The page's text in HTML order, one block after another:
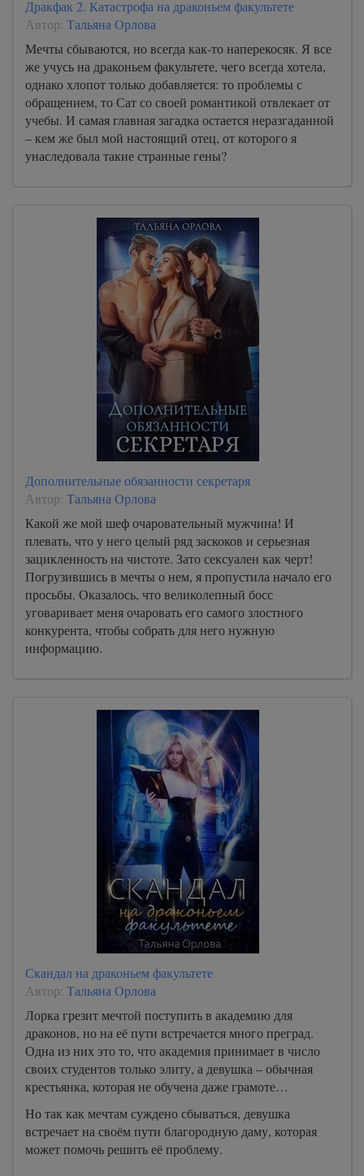
Дракфак 2. Катастрофа на драконьем факультете
Автор: Тальяна Орлова
Мечты сбываются, но всегда как-то наперекосяк. Я все
же учусь на драконьем факультете, чего всегда хотела,
однако хлопот только добавляется: то проблемы с
обращением, то Сат со своей романтикой отвлекает от
учебы. И самая главная загадка остается неразгаданной
– кем же был мой настоящий отец, от которого я
унаследовала такие странные гены?
Дополнительные обязанности секретаря
Автор: Тальяна Орлова
Какой же мой шеф очаровательный мужчина! И
плевать, что у него целый ряд заскоков и серьезная
зацикленность на чистоте. Зато сексуален как черт!
Погрузившись в мечты о нем, я пропустила начало его
просьбы. Оказалось, что великолепный босс
уговаривает меня очаровать его самого злостного
конкурента, чтобы собрать для него нужную
информацию.
Скандал на драконьем факультете
Автор: Тальяна Орлова
Лорка грезит мечтой поступить в академию для
драконов, но на её пути встречается много преград.
Одна из них это то, что академия принимает в число
своих студентов только элиту, а девушка – обычная
крестьянка, которая не обучена даже грамоте…
Но так как мечтам суждено сбываться, девушка
встречает на своём пути благородную даму, которая
может помочь решить её проблему.